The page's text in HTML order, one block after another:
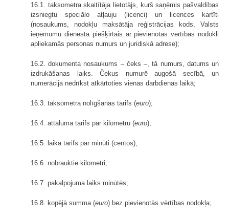
16.1. taksometra skaitītāja lietotājs, kurš saņēmis pašvaldības
izsniegtu speciālo atļauju (licenci) un licences kartīti
(nosaukums, nodokļu maksātāja reģistrācijas kods, Valsts
ieņēmumu dienesta piešķirtais ar pievienotās vērtības nodokli
apliekamās personas numurs un juridiskā adrese);
16.2. dokumenta nosaukums – čeks –, tā numurs, datums un
izdrukāšanas laiks. Čekus numurē augošā secībā, un
numerācija nedrīkst atkārtoties vienas darbdienas laikā;
16.3. taksometra nolīgšanas tarifs (euro);
16.4. attāluma tarifs par kilometru (euro);
16.5. laika tarifs par minūti (centos);
16.6. nobrauktie kilometri;
16.7. pakalpojuma laiks minūtēs;
16.8. kopējā summa (euro) bez pievienotās vērtības nodokļa;